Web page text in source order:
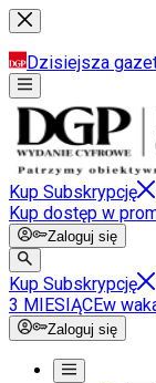
Dzisiejsza
Kup Subskrypcję
Kup dostęp w
Zaloguj się
Kup Subskrypcję
3 MIESIĄCEw
Zaloguj się